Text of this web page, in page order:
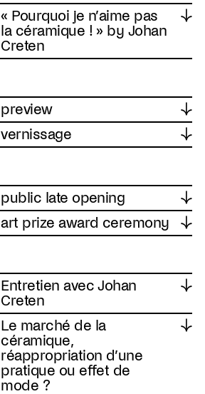
« Pourquoi je n’aime pas
la céramique ! » by Johan
Creten
↓
preview ↓
vernissage ↓
public late opening ↓
art prize award ceremony ↓
Entretien avec Johan
Creten
↓
Le marché de la
céramique,
réappropriation d’une
pratique ou effet de
mode ?
↓